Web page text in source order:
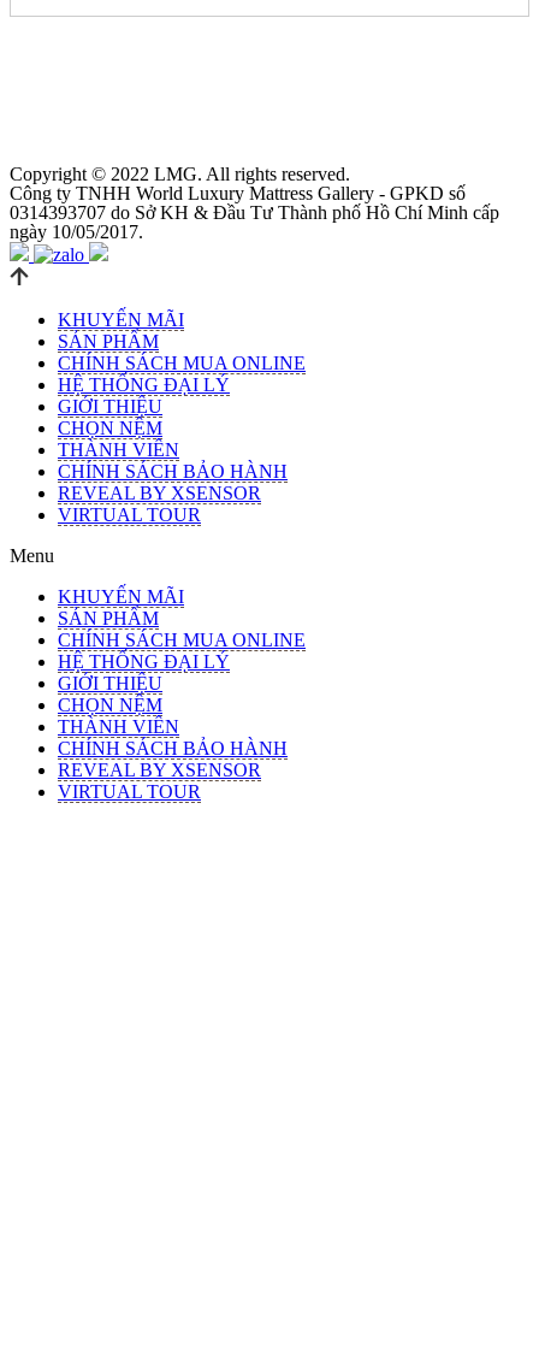
Copyright © 2022 LMG. All rights reserved.
Công ty TNHH World Luxury Mattress Gallery - GPKD số
0314393707 do Sở KH & Đầu Tư Thành phố Hồ Chí Minh cấp
ngày 10/05/2017.
KHUYẾN MÃI
SẢN PHẨM
CHÍNH SÁCH MUA ONLINE
HỆ THỐNG ĐẠI LÝ
GIỚI THIỆU
CHỌN NỆM
THÀNH VIÊN
CHÍNH SÁCH BẢO HÀNH
REVEAL BY XSENSOR
VIRTUAL TOUR
Menu
KHUYẾN MÃI
SẢN PHẨM
CHÍNH SÁCH MUA ONLINE
HỆ THỐNG ĐẠI LÝ
GIỚI THIỆU
CHỌN NỆM
THÀNH VIÊN
CHÍNH SÁCH BẢO HÀNH
REVEAL BY XSENSOR
VIRTUAL TOUR